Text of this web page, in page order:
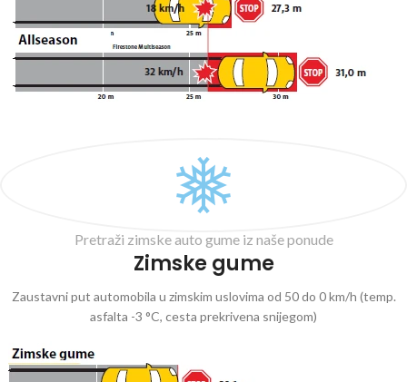
Pretraži zimske auto gume iz naše ponude
Zimske gume
Zaustavni put automobila u zimskim uslovima od 50 do 0 km/h (temp.
asfalta -3 °C, cesta prekrivena snijegom)